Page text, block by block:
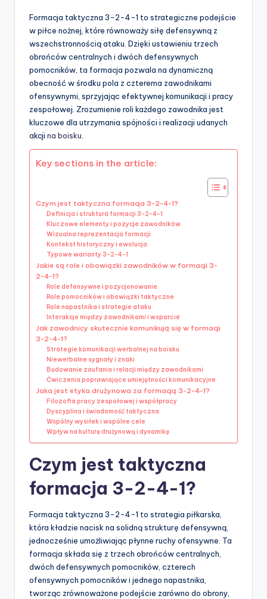
Formacja taktyczna 3-2-4-1 to strategiczne podejście
w piłce nożnej, które równoważy siłę defensywną z
wszechstronnością ataku. Dzięki ustawieniu trzech
obrońców centralnych i dwóch defensywnych
pomocników, ta formacja pozwala na dynamiczną
obecność w środku pola z czterema zawodnikami
ofensywnymi, sprzyjając efektywnej komunikacji i pracy
zespołowej. Zrozumienie roli każdego zawodnika jest
kluczowe dla utrzymania spójności i realizacji udanych
akcji na boisku
Key sections in the article:
Czym jest taktyczna formacja 3-2-4-1?
Definicja i struktura formacji 3-2-4-1
Kluczowe elementy i pozycje zawodników
Wizualna reprezentacja formacji
Kontekst historyczny i ewolucja
Typowe warianty 3-2-4-1
Jakie są role i obowiązki zawodników w formacji 3-
2-4-1?
Role defensywne i pozycjonowanie
Role pomocników i obowiązki taktyczne
Role napastnika i strategie ataku
Interakcje między zawodnikami i wsparcie
Jak zawodnicy skutecznie komunikują się w formacji
3-2-4-1?
Strategie komunikacji werbalnej na boisku
Niewerbalne sygnały i znaki
Budowanie zaufania i relacji między zawodnikami
Ćwiczenia poprawiające umiejętności komunikacyjne
Jaka jest etyka drużynowa za formacją 3-2-4-1?
Filozofia pracy zespołowej i współpracy
Dyscyplina i świadomość taktyczna
Wspólny wysiłek i wspólne cele
Wpływ na kulturę drużynową i dynamikę
Czym jest taktyczna
formacja 3-2-4-1?
Formacja taktyczna 3-2-4-1 to strategia piłkarska,
która kładzie nacisk na solidną strukturę defensywną,
jednocześnie umożliwiając płynne ruchy ofensywne. Ta
formacja składa się z trzech obrońców centralnych,
dwóch defensywnych pomocników, czterech
ofensywnych pomocników i jednego napastnika,
tworząc zrównoważone podejście zarówno do obrony,